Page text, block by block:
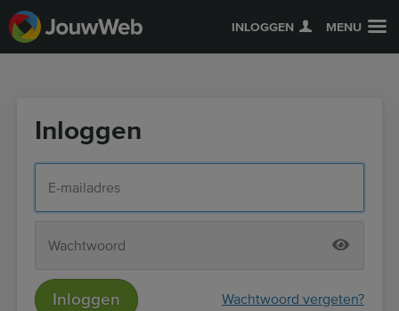
INLOGGEN MENU
Inloggen
Inloggen Wachtwoord vergeten?